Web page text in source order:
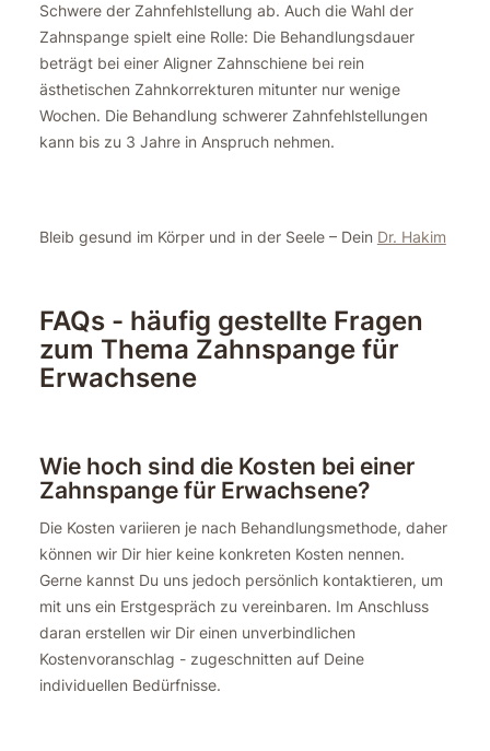
Schwere der Zahnfehlstellung ab. Auch die Wahl der
Zahnspange spielt eine Rolle: Die Behandlungsdauer
beträgt bei einer Aligner Zahnschiene bei rein
ästhetischen Zahnkorrekturen mitunter nur wenige
Wochen. Die Behandlung schwerer Zahnfehlstellungen
kann bis zu 3 Jahre in Anspruch nehmen.
Bleib gesund im Körper und in der Seele – Dein Dr. Hakim
FAQs - häufig gestellte Fragen
zum Thema Zahnspange für
Erwachsene
Wie hoch sind die Kosten bei einer
Zahnspange für Erwachsene?
Die Kosten variieren je nach Behandlungsmethode, daher
können wir Dir hier keine konkreten Kosten nennen.
Gerne kannst Du uns jedoch persönlich kontaktieren, um
mit uns ein Erstgespräch zu vereinbaren. Im Anschluss
daran erstellen wir Dir einen unverbindlichen
Kostenvoranschlag - zugeschnitten auf Deine
individuellen Bedürfnisse.